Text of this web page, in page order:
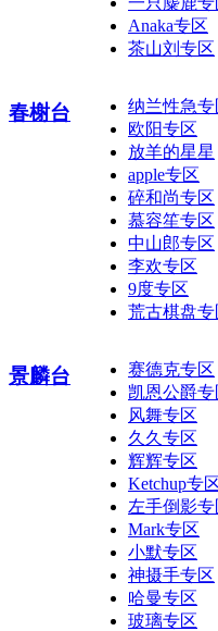
Anaka专区
茶山刘专区
春榭台
纳兰性急专
欧阳专区
放羊的星星
apple专区
碎和尚专区
慕容笙专区
中山郎专区
李欢专区
9度专区
荒古棋盘专
景麟台
赛德克专区
凯恩公爵专
风舞专区
久久专区
辉辉专区
Ketchup专
左手倒影专
Mark专区
小默专区
神摄手专区
哈曼专区
玻璃专区